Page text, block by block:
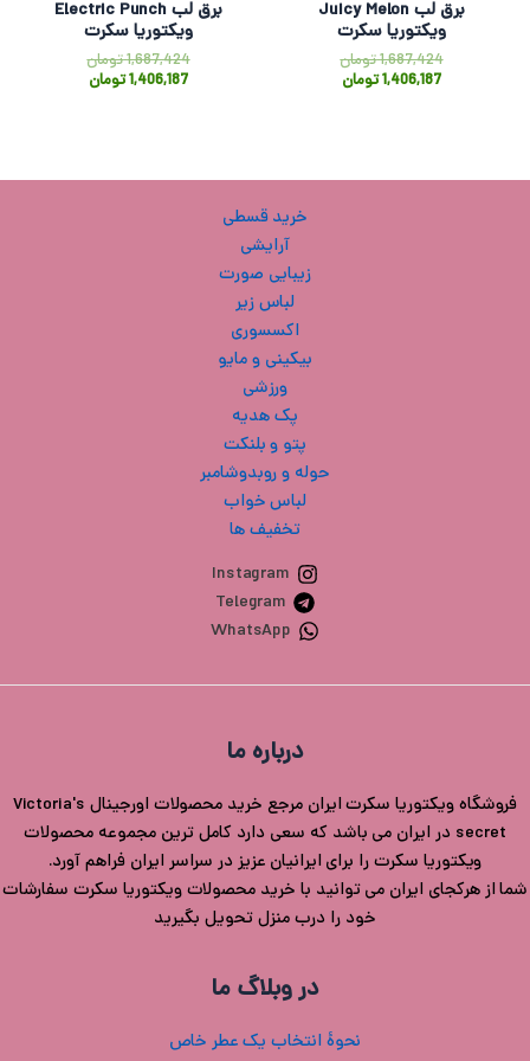
برق لب Juicy Melon
ویکتوریا سکرت
1,687,424تومان
1,406,187تومان
برق لب Electric Punch
ویکتوریا سکرت
1,687,424تومان
1,406,187تومان
خرید قسطی
آرایشی
زیبایی صورت
لباس زیر
اکسسوری
بیکینی و مایو
ورزشی
پک هدیه
پتو و بلنکت
حوله و روبدوشامبر
لباس خواب
تخفیف ها
Instagram
Telegram
WhatsApp
درباره ما
فروشگاه ویکتوریا سکرت ایران مرجع خرید محصولات اورجینال Victoria's
secret در ایران می باشد که سعی دارد کامل ترین مجموعه محصولات
ویکتوریا سکرت را برای ایرانیان عزیز در سراسر ایران فراهم آورد.
شما از هرکجای ایران می توانید با خرید محصولات ویکتوریا سکرت سفارشات
خود را درب منزل تحویل بگیرید
در وبلاگ ما
نحوۀ انتخاب یک عطر خاص